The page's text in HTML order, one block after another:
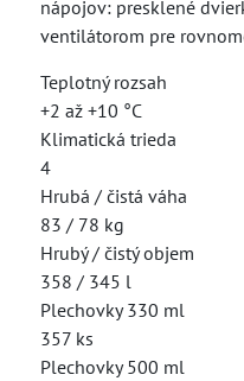
nápojov: presklené
ventilátorom pre
Teplotný rozsah
+2 až +10 °C
Klimatická trieda
4
Hrubá / čistá váha
83 / 78 kg
Hrubý / čistý objem
358 / 345 l
Plechovky 330 ml
357 ks
Plechovky 500 ml